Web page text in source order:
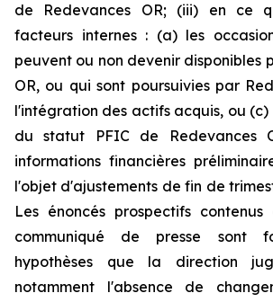
de Redevances OR; (iii) en ce
facteurs internes : (a) les
peuvent ou non devenir disponibles
OR, ou qui sont poursuivies par
l'intégration des actifs acquis, ou
du statut PFIC de Redevances
informations financières
l'objet d'ajustements de fin de
Les énoncés prospectifs
communiqué de presse sont
hypothèses que la direction
notamment l'absence de